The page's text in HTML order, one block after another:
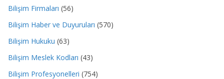
Bilişim Firmaları (56)
Bilişim Haber ve Duyuruları (570)
Bilişim Hukuku (63)
Bilişim Meslek Kodları (43)
Bilişim Profesyonelleri (754)